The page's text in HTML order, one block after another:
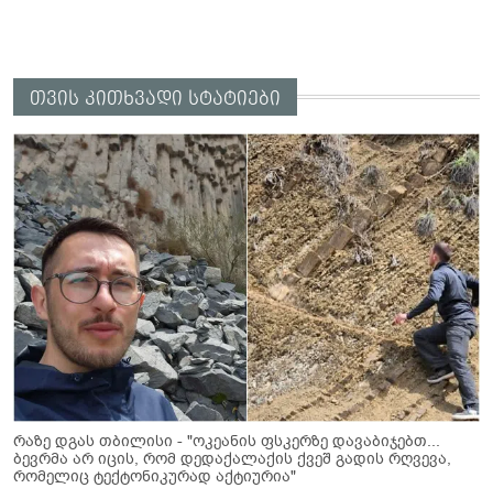
თვის კითხვადი სტატიები
რაზე დგას თბილისი - "ოკეანის ფსკერზე დავაბიჯებთ...
ბევრმა არ იცის, რომ დედაქალაქის ქვეშ გადის რღვევა,
რომელიც ტექტონიკურად აქტიურია"